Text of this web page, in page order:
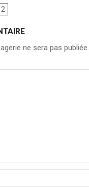
ne sera pas publiée.